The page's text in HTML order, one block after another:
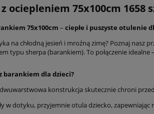
ociepleniem 75x100cm 1658
75x100cm – ciepłe i puszyste otulenie
na chłodną jesień i mroźną zimę? Poznaj
typu sherpa (barankiem). To połączenie idealne –
barankiem dla dzieci?
konstrukcja skutecznie chroni
w dotyku, przyjemnie otula dziecko, zapewniając